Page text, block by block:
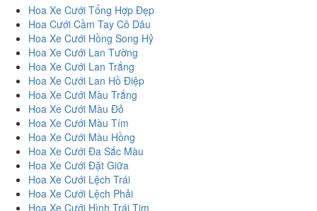
Hoa Xe Cưới Tổng Hợp Đẹp
Hoa Cưới Cầm Tay Cô Dâu
Hoa Xe Cưới Hồng Song Hỷ
Hoa Xe Cưới Lan Tường
Hoa Xe Cưới Lan Trắng
Hoa Xe Cưới Lan Hồ Điệp
Hoa Xe Cưới Màu Trắng
Hoa Xe Cưới Màu Đỏ
Hoa Xe Cưới Màu Tím
Hoa Xe Cưới Màu Hồng
Hoa Xe Cưới Đa Sắc Màu
Hoa Xe Cưới Đặt Giữa
Hoa Xe Cưới Lệch Trái
Hoa Xe Cưới Lệch Phải
Hoa Xe Cưới Hình Trái Tim